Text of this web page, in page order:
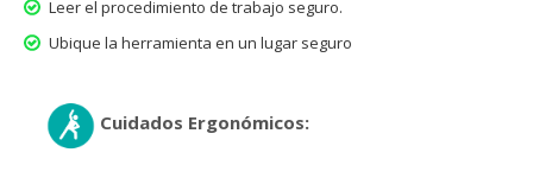
Leer el procedimiento de trabajo seguro.
Ubique la herramienta en un lugar seguro
Cuidados Ergonómicos: